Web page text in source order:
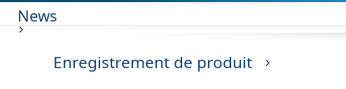
News
Enregistrement de produit